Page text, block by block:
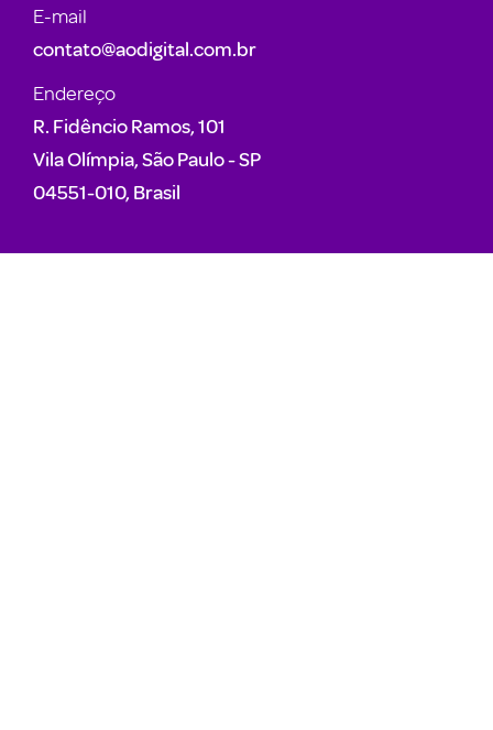
E-mail
contato@aodigital.com.br
Endereço
R. Fidêncio Ramos, 101
Vila Olímpia, São Paulo - SP
04551-010, Brasil